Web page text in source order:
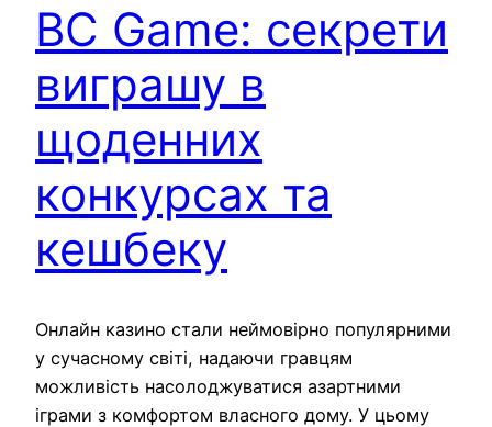
BC Game: секрети
виграшу в
щоденних
конкурсах та
кешбеку
Онлайн казино стали неймовірно популярними
у сучасному світі, надаючи гравцям
можливість насолоджуватися азартними
іграми з комфортом власного дому. У цьому